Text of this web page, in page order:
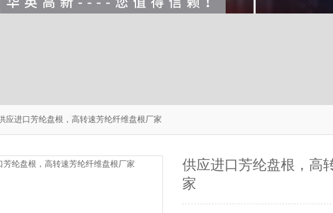
应进口芳纶盘根，高转速芳纶纤维盘根厂家
供应进口芳纶盘根，高
家